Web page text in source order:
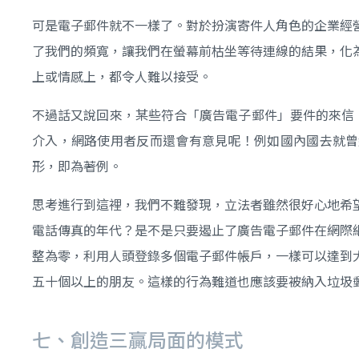
可是電子郵件就不一樣了。對於扮演寄件人角色的企業
了我們的頻寬，讓我們在螢幕前枯坐等待連線的結果，
上或情感上，都令人難以接受。
不過話又說回來，某些符合「廣告電子郵件」要件的來
介入，網路使用者反而還會有意見呢！例如國內國去就
形，即為著例。
思考進行到這裡，我們不難發現，立法者雖然很好心地
電話傳真的年代？是不是只要遏止了廣告電子郵件在網
整為零，利用人頭登錄多個電子郵件帳戶，一樣可以達
五十個以上的朋友。這樣的行為難道也應該要被納入垃圾
七、創造三贏局面的模式